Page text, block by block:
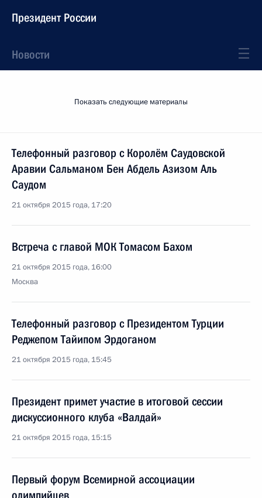
Президент России
Новости
Показать следующие материалы
Телефонный разговор с Королём Саудовской
Аравии Сальманом Бен Абдель Азизом Аль
Саудом
21 октября 2015 года, 17:20
Встреча с главой МОК Томасом Бахом
21 октября 2015 года, 16:00
Москва
Телефонный разговор с Президентом Турции
Реджепом Тайипом Эрдоганом
21 октября 2015 года, 15:45
Президент примет участие в итоговой сессии
дискуссионного клуба «Валдай»
21 октября 2015 года, 15:15
Первый форум Всемирной ассоциации
олимпийцев